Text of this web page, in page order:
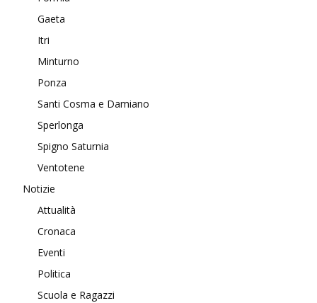
Gaeta
Itri
Minturno
Ponza
Santi Cosma e Damiano
Sperlonga
Spigno Saturnia
Ventotene
Notizie
Attualità
Cronaca
Eventi
Politica
Scuola e Ragazzi